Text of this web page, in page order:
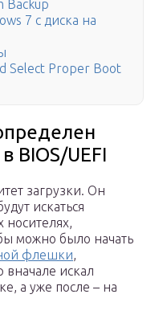
Backup
7 с диска на
Select Proper Boot
BIOS/UEFI
загрузки. Он
искаться
носителях,
можно было начать
флешки,
искал
а уже после – на